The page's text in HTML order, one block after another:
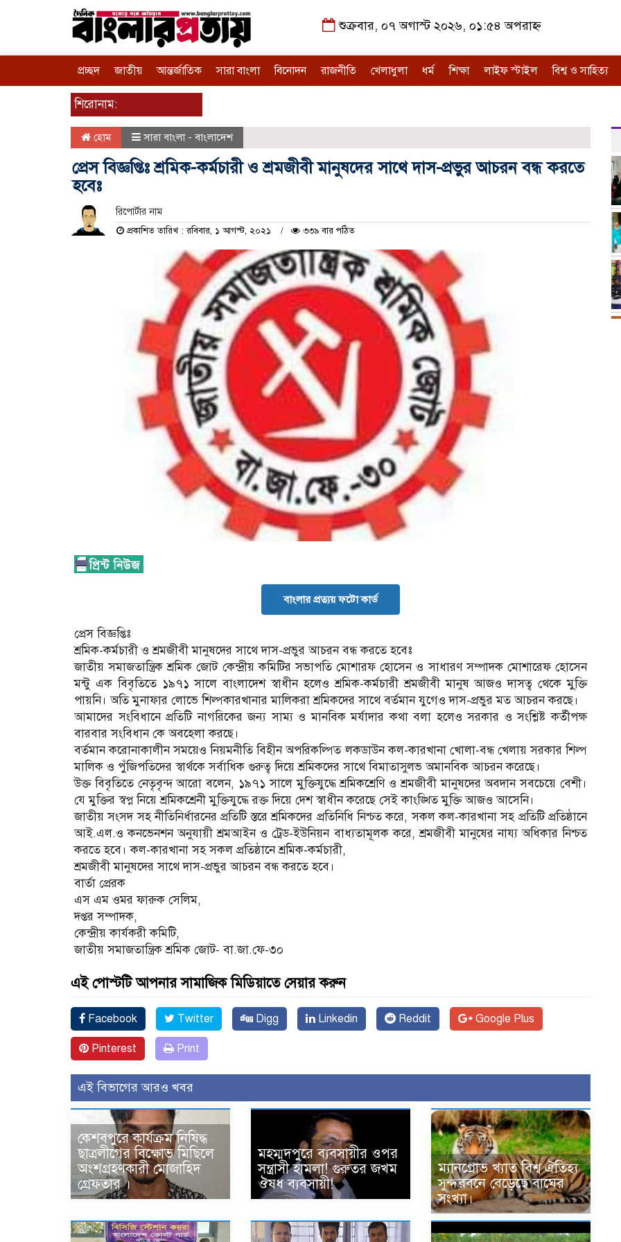
শুক্রবার, ০৭ অগাস্ট ২০২৬, ০১:৫৪ অপরাহ্ন
প্রচ্ছদ জাতীয় আন্তর্জাতিক সারা বাংলা বিনোদন রাজনীতি খেলাধুলা ধর্ম শিক্ষা লাইফ স্টাইল বিশ্ব ও সাহিত্য
শিরোনাম:
হোম সারা বাংলা - বাংলাদেশ
প্রেস বিজ্ঞপ্তিঃ শ্রমিক-কর্মচারী ও শ্রমজীবী মানুষদের সাথে দাস-প্রভুর আচরন বন্ধ করতে
হবেঃ
রিপোর্টার নাম
প্রকাশিত তারিখ : রবিবার, ১ আগস্ট, ২০২১ ৩৩৯ বার পঠিত
বাংলার প্রত্যয় ফটো কার্ড
প্রেস বিজ্ঞপ্তিঃ
শ্রমিক-কর্মচারী ও শ্রমজীবী মানুষদের সাথে দাস-প্রভুর আচরন বন্ধ করতে হবেঃ
জাতীয় সমাজতান্ত্রিক শ্রমিক জোট কেন্দ্রীয় কমিটির সভাপতি মোশারফ হোসেন ও সাধারণ সম্পাদক মোশারেফ হোসেন
মন্টু এক বিবৃতিতে ১৯৭১ সালে বাংলাদেশ স্বাধীন হলেও শ্রমিক-কর্মচারী শ্রমজীবী মানুষ আজও দাসত্ব থেকে মু্ক্তি
পায়নি। অতি মুনাফার লোভে শিল্পকারখানার মালিকরা শ্রমিকদের সাথে বর্তমান যুগেও দাস-প্রভুর মত আচরন করছে।
আমাদের সংবিধানে প্রতিটি নাগরিকের জন্য সাম্য ও মানবিক মর্যাদার কথা বলা হলেও সরকার ও সংশ্লিষ্ট কর্তীপক্ষ
বারবার সংবিধান কে অবহেলা করছে।
বর্তমান করোনাকালীন সময়েও নিয়মনীতি বিহীন অপরিকল্পিত লকডাউন কল-কারখানা খোলা-বন্ধ খেলায় সরকার শিল্প
মালিক ও পুঁজিপতিদের স্বার্থকে সর্বাধিক গুরুত্ব দিয়ে শ্রমিকদের সাথে বিমাতাসুলভ অমানবিক আচরন করেছে।
উক্ত বিবৃতিতে নেতৃবৃন্দ আরো বলেন, ১৯৭১ সালে মু্ক্তিযুদ্ধে শ্রমিকশ্রেণি ও শ্রমজীবী মানুষদের অবদান সবচেয়ে বেশী।
যে মুক্তির স্বপ্ন নিয়ে শ্রমিকশ্রেনী মু্ক্তিযুদ্ধে রক্ত দিয়ে দেশ স্বাধীন করেছে সেই কাংঙ্খিত মু্ক্তি আজও আসেনি।
জাতীয় সংসদ সহ নীতিনির্ধারনের প্রতিটি স্তরে শ্রমিকদের প্রতিনিধি নিশ্চত করে, সকল কল-কারখানা সহ প্রতিটি প্রতিষ্ঠানে
আই.এল.ও কনভেনশন অনুযায়ী শ্রমআইন ও ট্রেড-ইউনিয়ন বাধ্যতামূলক করে, শ্রমজীবী মানুষের নায্য অধিকার নিশ্চত
করতে হবে। কল-কারখানা সহ সকল প্রতিষ্ঠানে শ্রমিক-কর্মচারী,
শ্রমজীবী মানুষদের সাথে দাস-প্রভুর আচরন বন্ধ করতে হবে।
বার্তা প্রেরক
এস এম ওমর ফারুক সেলিম,
দপ্তর সম্পাদক,
কেন্দ্রীয় কার্যকরী কমিটি,
জাতীয় সমাজতান্ত্রিক শ্রমিক জোট- বা.জা.ফে-৩০
এই পোস্টটি আপনার সামাজিক মিডিয়াতে সেয়ার করুন
Facebook Twitter Digg Linkedin Reddit Google Plus
Pinterest Print
এই বিভাগের আরও খবর
কেশবপুরে কার্যক্রম নিষিদ্ধ
ছাত্রলীগের বিক্ষোভ মিছিলে
অংশগ্রহণকারী মোজাহিদ
গ্রেফতার ।
মহম্মদপুরে ব্যবসায়ীর ওপর
সন্ত্রাসী হামলা! গুরুতর জখম
ঔষধ ব্যবসায়ী!
ম্যানগ্রোভ খ্যাত বিশ্ব ঐতিহ্য
সুন্দরবনে বেড়েছে বাঘের
সংখ্যা।